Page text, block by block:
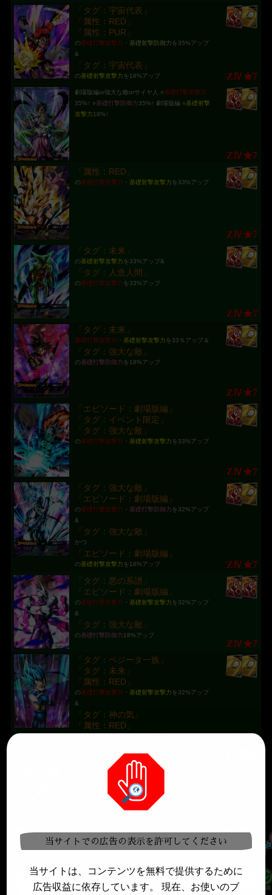
「タグ：宇宙代表」
「属性：RED」
「属性：PUR」
の基礎打撃攻撃力 ・ 基礎射撃防御力 を35%アップ
&
「タグ：宇宙代表」
の基礎射撃攻撃力 を18%アップ ZⅣ★7
劇場版編or強大な敵orサイヤ人 ○基礎打撃攻撃力
35%↑ ○基礎打撃防御力35%↑ 劇場版編 ○基礎射撃
攻撃力18%↑
ZⅣ★7
「属性：RED」
の基礎打撃攻撃力 ・ 基礎射撃攻撃力 を33%アップ
ZⅣ★7
「タグ：未来」
の基礎射撃攻撃力 を33%アップ&
「タグ：人造人間」
の基礎打撃攻撃力 を33%アップ
ZⅣ★7
「タグ：未来」
基礎打撃攻撃力 ・ 基礎射撃攻撃力 を33％アップ＆
「タグ：強大な敵」
の基礎打撃防御力 を18%アップ
ZⅣ★7
「エピソード：劇場版編」
「タグ：イベント限定」
「タグ：強大な敵」
の基礎打撃攻撃力 ・ 基礎射撃攻撃力 を33%アップ
ZⅣ★7
「タグ：強大な敵」
「エピソード：劇場版編」
の基礎打撃攻撃力 ・ 基礎打撃防御力 を32%アップ
&
「タグ：強大な敵」
かつ
「エピソード：劇場版編」
の基礎射撃攻撃力 を18%アップ ZⅣ★7
「タグ：悪の系譜」
「エピソード：劇場版編」
の基礎打撃攻撃力 ・ 基礎射撃攻撃力 を32%アップ
&
「タグ：強大な敵」
の基礎打撃防御力18%アップ
ZⅣ★7
「タグ：ベジータ一族」
「タグ：未来」
「属性：RED」
の基礎打撃攻撃力 ・ 基礎射撃攻撃力 を32%アップ
&
「タグ：神の気」
「属性：RED」
ZⅣ★7
「タグ：再生」
基礎打撃攻撃力 ・基礎射撃攻撃力
「タグ：再生」
の 基礎打撃攻撃力・基礎射撃攻撃力 を28%アップ
「タグ：フリーザ軍」
「タグ：強大な敵」
当サイトでの広告の表示を許可してください
当サイトは、コンテンツを無料で提供するために
広告収益に依存しています。 現在、お使いのブ